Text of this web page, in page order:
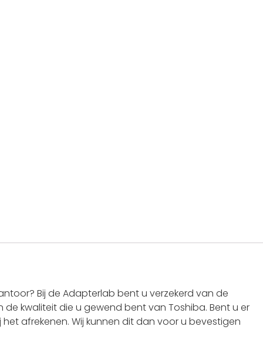
Bij de Adapterlab bent u verzekerd van de
kwaliteit die u gewend bent van Toshiba. Bent u er
afrekenen. Wij kunnen dit dan voor u bevestigen